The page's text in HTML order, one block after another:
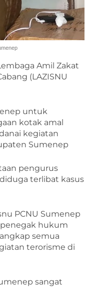
Amil Zakat
(LAZISNU
untuk
kotak amal
kegiatan
Sumenep
pengurus
terlibat kasus
PCNU Sumenep
hukum
semua
terorisme di
sangat